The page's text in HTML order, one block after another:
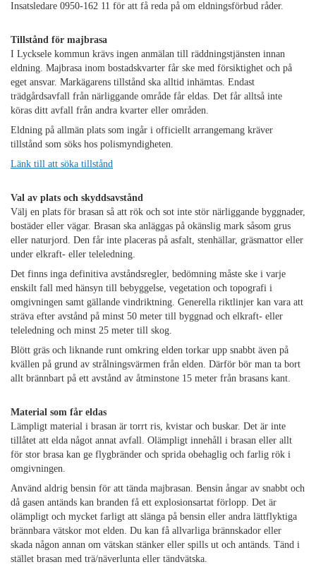
Insatsledare 0950-162 11 för att få reda på om eldningsförbud råder.
Tillstånd för majbrasa
I Lycksele kommun krävs ingen anmälan till räddningstjänsten innan
eldning. Majbrasa inom bostadskvarter får ske med försiktighet och på
eget ansvar. Markägarens tillstånd ska alltid inhämtas. Endast
trädgårdsavfall från närliggande område får eldas. Det får alltså inte
köras ditt avfall från andra kvarter eller områden.
Eldning på allmän plats som ingår i officiellt arrangemang kräver
tillstånd som söks hos polismyndigheten.
Länk till att söka tillstånd
Val av plats och skyddsavstånd
Välj en plats för brasan så att rök och sot inte stör närliggande byggnader,
bostäder eller vägar. Brasan ska anläggas på okänslig mark såsom grus
eller naturjord. Den får inte placeras på asfalt, stenhällar, gräsmattor eller
under elkraft- eller teleledning.
Det finns inga definitiva avståndsregler, bedömning måste ske i varje
enskilt fall med hänsyn till bebyggelse, vegetation och topografi i
omgivningen samt gällande vindriktning. Generella riktlinjer kan vara att
sträva efter avstånd på minst 50 meter till byggnad och elkraft- eller
teleledning och minst 25 meter till skog.
Blött gräs och liknande runt omkring elden torkar upp snabbt även på
kvällen på grund av strålningsvärmen från elden. Därför bör man ta bort
allt brännbart på ett avstånd av åtminstone 15 meter från brasans kant.
Material som får eldas
Lämpligt material i brasan är torrt ris, kvistar och buskar. Det är inte
tillåtet att elda något annat avfall. Olämpligt innehåll i brasan eller allt
för stor brasa kan ge flygbränder och sprida obehaglig och farlig rök i
omgivningen.
Använd aldrig bensin för att tända majbrasan. Bensin ångar av snabbt och
då gasen antänds kan branden få ett explosionsartat förlopp. Det är
olämpligt och mycket farligt att slänga på bensin eller andra lättflyktiga
brännbara vätskor mot elden. Du kan få allvarliga brännskador eller
skada någon annan om vätskan stänker eller spills ut och antänds. Tänd i
stället brasan med trä/näverlunta eller tändvätska.